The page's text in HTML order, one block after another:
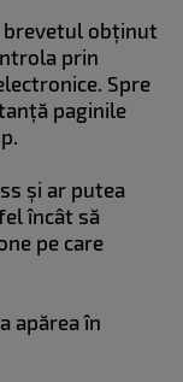
obținut
prin
Spre
paginile
și ar putea
încât să
pe care
apărea în